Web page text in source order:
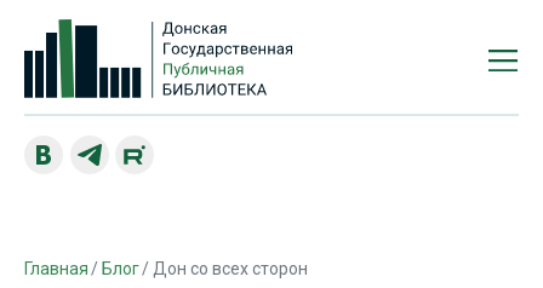
Главная Блог Дон со всех сторон